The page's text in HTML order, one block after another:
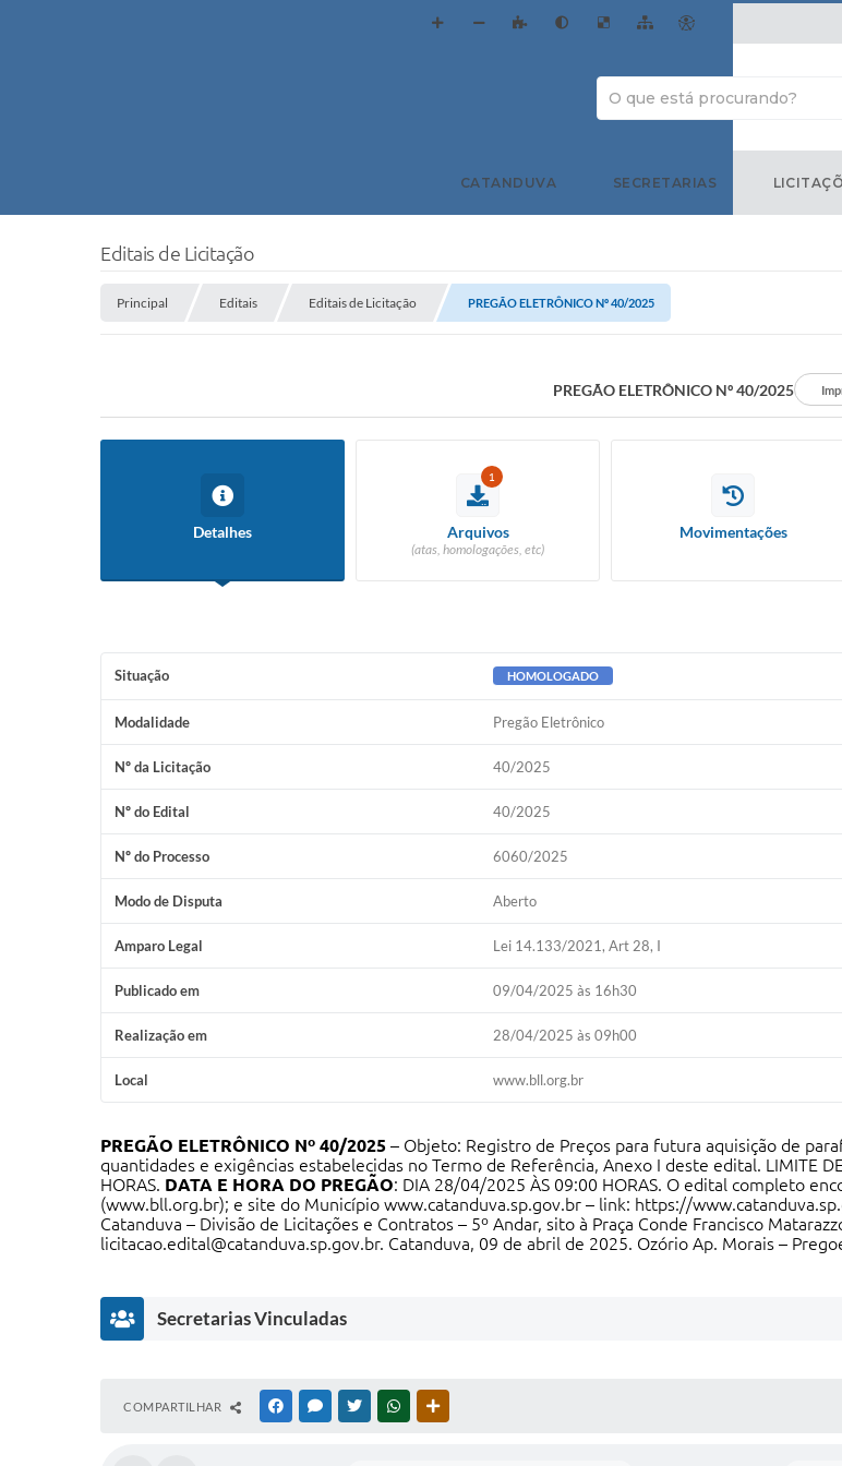
CATANDUVA SECRETARIAS
Editais de Licitação
Principal Editais Editais de Licitação PREGÃO ELETRÔNICO Nº 40/2025
PREGÃO ELETRÔNICO Nº 40/2025
Detalhes
1
Arquivos
(atas, homologações, etc)
Movimentações
Situação HOMOLOGADO
Modalidade Pregão Eletrônico
Nº da Licitação 40/2025
Nº do Edital 40/2025
Nº do Processo 6060/2025
Modo de Disputa Aberto
Amparo Legal Lei 14.133/2021, Art 28, I
Publicado em 09/04/2025 às 16h30
Realização em 28/04/2025 às 09h00
Local www.bll.org.br
PREGÃO ELETRÔNICO Nº 40/2025 – Objeto: Registro de Preços para futura aquisição de
quantidades e exigências estabelecidas no Termo de Referência, Anexo I deste edital. LIMITE
HORAS. DATA E HORA DO PREGÃO: DIA 28/04/2025 ÀS 09:00 HORAS. O edital completo
(www.bll.org.br); e site do Município www.catanduva.sp.gov.br – link: https://
Catanduva – Divisão de Licitações e Contratos – 5º Andar, sito à Praça Conde Francisco
licitacao.edital@catanduva.sp.gov.br. Catanduva, 09 de abril de 2025. Ozório Ap. Morais –
Secretarias Vinculadas
O
b
COMPARTILHAR FACEBOOKMESSENGER
TWITTERWHATSAPP